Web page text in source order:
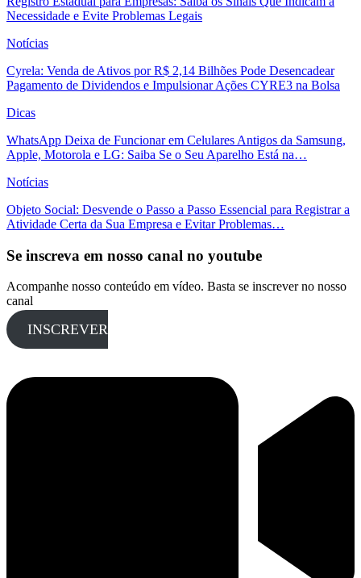
Necessidade e Evite Problemas Legais
Notícias
Cyrela: Venda de Ativos por R$ 2,14 Bilhões Pode Desencadear
Pagamento de Dividendos e Impulsionar Ações CYRE3 na Bolsa
Dicas
WhatsApp Deixa de Funcionar em Celulares Antigos da Samsung,
Apple, Motorola e LG: Saiba Se o Seu Aparelho Está na…
Notícias
Objeto Social: Desvende o Passo a Passo Essencial para Registrar a
Atividade Certa da Sua Empresa e Evitar Problemas…
Se inscreva em nosso canal no youtube
Acompanhe nosso conteúdo em vídeo. Basta se inscrever no nosso
canal
INSCREVER